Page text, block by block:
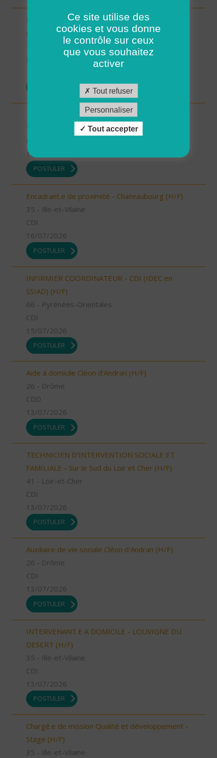
INTERVENANT.E A DOMICILE - VAL COUESNON
(H/F)
35 - Ille-et-Vilaine
Possibilité de CDI ou CDD
1 Auxiliaire de vie de nuit (H/F)
16/07/2026
POSTULER
Encadrant.e de proximité - Chateaubourg (H/F)
35 - Ille-et-Vilaine
CDI
16/07/2026
POSTULER
INFIRMIER COORDINATEUR - CDI (IDEC en
SSIAD) (H/F)
66 - Pyrénées-Orientales
CDI
15/07/2026
POSTULER
Aide à domicile Cléon d'Andran (H/F)
26 - Drôme
CDD
13/07/2026
POSTULER
TECHNICIEN D’INTERVENTION SOCIALE ET
FAMILIALE - Sur le Sud du Loir et Cher (H/F)
41 - Loir-et-Cher
CDI
13/07/2026
POSTULER
Auxiliaire de vie sociale Cléon d'Andran (H/F)
26 - Drôme
CDI
13/07/2026
POSTULER
INTERVENANT.E A DOMICILE - LOUVIGNE DU
DESERT (H/F)
35 - Ille-et-Vilaine
CDI
13/07/2026
POSTULER
Chargé.e de mission Qualité et développement -
Stage (H/F)
35 - Ille-et-Vilaine
Ce site utilise des
cookies et vous donne
le contrôle sur ceux
que vous souhaitez
activer
Tout refuser
Personnaliser
Tout accepter